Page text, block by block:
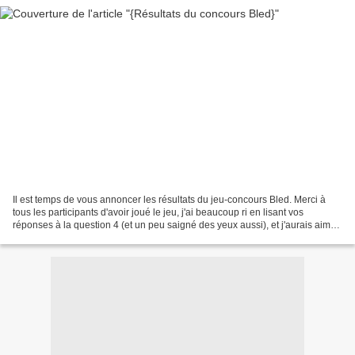
Il est temps de vous annoncer les résultats du jeu-concours Bled. Merci à
tous les participants d'avoir joué le jeu, j'ai beaucoup ri en lisant vos
réponses à la question 4 (et un peu saigné des yeux aussi), et j'aurais aimé